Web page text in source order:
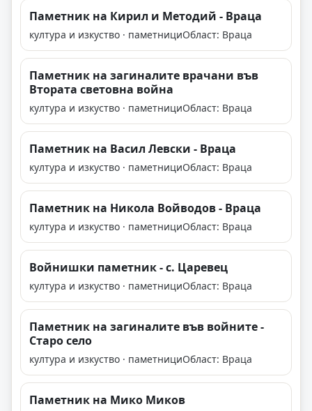
Паметник на Кирил и Методий - Враца
култура и изкуство · паметнициОбласт: Враца
Паметник на загиналите врачани във
Втората световна война
култура и изкуство · паметнициОбласт: Враца
Паметник на Васил Левски - Враца
култура и изкуство · паметнициОбласт: Враца
Паметник на Никола Войводов - Враца
култура и изкуство · паметнициОбласт: Враца
Войнишки паметник - с. Царевец
култура и изкуство · паметнициОбласт: Враца
Паметник на загиналите във войните -
Старо село
култура и изкуство · паметнициОбласт: Враца
Паметник на Мико Миков